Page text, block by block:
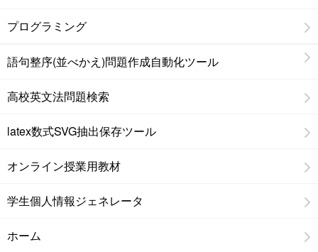
プログラミング
語句整序(並べかえ)問題作成自動化ツール
高校英文法問題検索
latex数式SVG抽出保存ツール
オンライン授業用教材
学生個人情報ジェネレータ
ホーム